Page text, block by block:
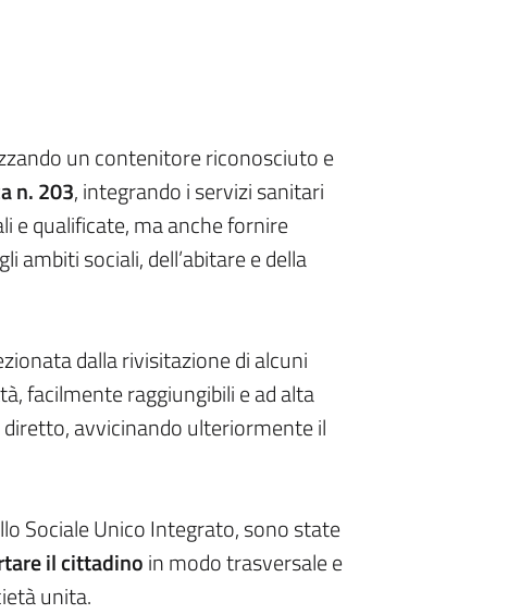
un contenitore riconosciuto e
n. 203, integrando i servizi sanitari
e qualificate, ma anche fornire
ambiti sociali, dell’abitare e della
dalla rivisitazione di alcuni
facilmente raggiungibili e ad alta
avvicinando ulteriormente il
Sociale Unico Integrato, sono state
il cittadinoin modo trasversale e
unita.